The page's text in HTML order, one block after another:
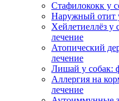
Стафилококк у
Наружный отит
Хейлетиеллёз у
лечение
Атопический
лечение
Лишай у собак:
Аллергия на
лечение